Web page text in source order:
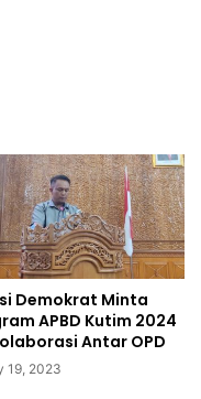
Demokrat Minta
APBD Kutim 2024
Antar OPD
19, 2023